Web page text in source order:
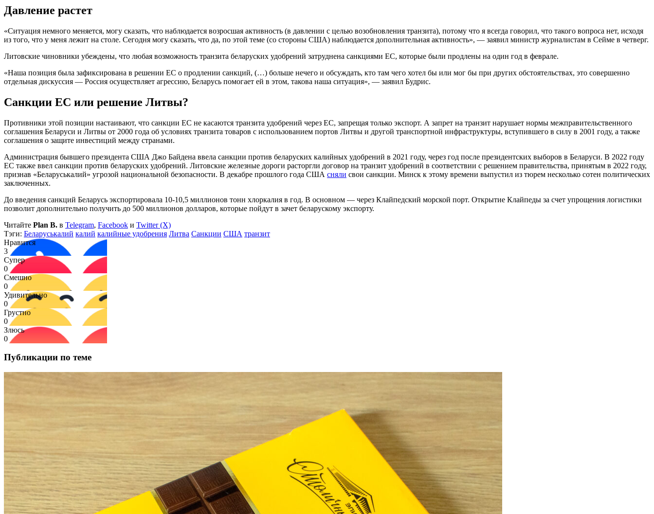
Давление растет
«Ситуация немного меняется, могу сказать, что наблюдается возросшая активность (в давлении с целью возобновления транзита), потому что я всегда говорил, что такого вопроса нет, исходя
из того, что у меня лежит на столе. Сегодня могу сказать, что да, по этой теме (со стороны США) наблюдается дополнительная активность», — заявил министр журналистам в Сейме в четверг.
Литовские чиновники убеждены, что любая возможность транзита беларуских удобрений затруднена санкциями ЕС, которые были продлены на один год в феврале.
«Наша позиция была зафиксирована в решении ЕС о продлении санкций, (…) больше нечего и обсуждать, кто там чего хотел бы или мог бы при других обстоятельствах, это совершенно
отдельная дискуссия — Россия осуществляет агрессию, Беларусь помогает ей в этом, такова наша ситуация», — заявил Будрис.
Санкции ЕС или решение Литвы?
Противники этой позиции настаивают, что санкции ЕС не касаются транзита удобрений через ЕС, запрещая только экспорт. А запрет на транзит нарушает нормы межправительственного
соглашения Беларуси и Литвы от 2000 года об условиях транзита товаров с использованием портов Литвы и другой транспортной инфраструктуры, вступившего в силу в 2001 году, а также
соглашения о защите инвестиций между странами.
Администрация бывшего президента США Джо Байдена ввела санкции против беларуских калийных удобрений в 2021 году, через год после президентских выборов в Беларуси. В 2022 году
ЕС также ввел санкции против беларуских удобрений. Литовские железные дороги расторгли договор на транзит удобрений в соответствии с решением правительства, принятым в 2022 году,
признав «Беларуськалий» угрозой национальной безопасности. В декабре прошлого года США сняли свои санкции. Минск к этому времени выпустил из тюрем несколько сотен политических
заключенных.
До введения санкций Беларусь экспортировала 10-10,5 миллионов тонн хлоркалия в год. В основном — через Клайпедский морской порт. Открытие Клайпеды за счет упрощения логистики
позволит дополнительно получить до 500 миллионов долларов, которые пойдут в зачет беларускому экспорту.
Читайте Plan B. в Telegram, Facebook и Twitter (X)
Тэги: Беларуськалий калий калийные удобрения Литва Санкции США транзит
Нравится
3
Супер
0
Смешно
0
Удивительно
0
Грустно
0
Злюсь
0
Публикации по теме